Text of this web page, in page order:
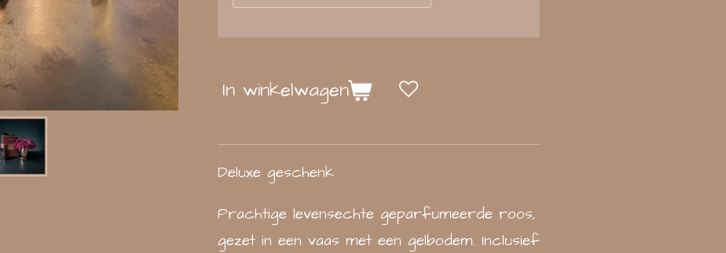
In winkelwagen
Deluxe geschenk
Prachtige levensechte geparfumeerde roos,
gezet in een vaas met een gelbodem. Inclusief